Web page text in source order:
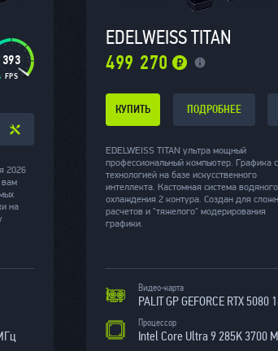
540
2026
вам
на
EDELWEISS TITAN
499 270
КУПИТЬ ПОДРОБНЕЕ
EDELWEISS TITAN ультра мощный
профессиональный компьютер. Графика с
технологией на базе искусственного
интеллекта. Кастомная система водяного
охлаждения 2 контура. Создан для
расчетов и "тяжелого" модерирования
графики.
Видео-карта
PALIT GP GEFORCE RTX 5080
Процессор
Intel Core Ultra 9 285K 3700